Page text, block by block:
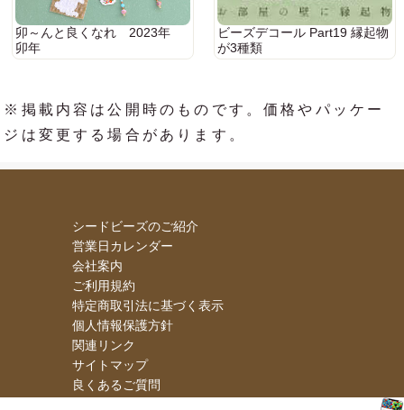
卯～んと良くなれ 2023年
卯年
ビーズデコール Part19 縁起物
が3種類
※掲載内容は公開時のものです。価格やパッケー
ジは変更する場合があります。
シードビーズのご紹介
営業日カレンダー
会社案内
ご利用規約
特定商取引法に基づく表示
個人情報保護方針
関連リンク
サイトマップ
良くあるご質問